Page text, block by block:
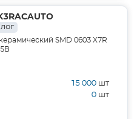
SMD 0603 X7R
15 000 шт
0 шт